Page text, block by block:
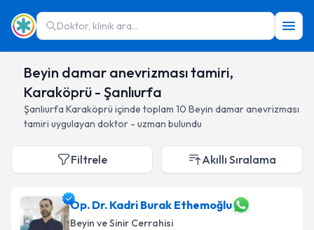
Doktor, klinik ara...
Beyin damar anevrizması tamiri,
Karaköprü - Şanlıurfa
Şanlıurfa Karaköprü içinde toplam 10 Beyin damar anevrizması
tamiri uygulayan doktor - uzman bulundu
Filtrele Akıllı Sıralama
Op. Dr. Kadri Burak Ethemoğlu
Beyin ve Sinir Cerrahisi